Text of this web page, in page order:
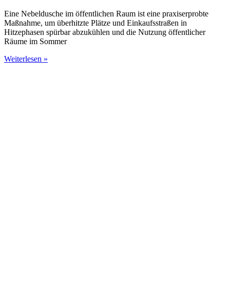
Eine Nebeldusche im öffentlichen Raum ist eine praxiserprobte
Maßnahme, um überhitzte Plätze und Einkaufsstraßen in
Hitzephasen spürbar abzukühlen und die Nutzung öffentlicher
Räume im Sommer
Weiterlesen »